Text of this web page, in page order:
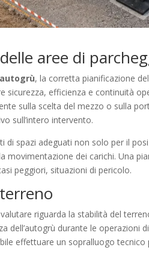
aree di
, la corretta pianificazione
sicurezza, efficienza e continuità
sulla scelta del mezzo o sulla
sull’intero intervento.
di spazi adeguati non solo per il
movimentazione dei carichi. Una
peggiori, situazioni di pericolo.
riguarda la stabilità del
dell’autogrù durante le operazioni
effettuare un sopralluogo tecnico